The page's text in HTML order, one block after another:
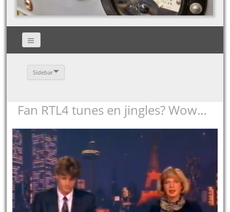
Sidebar
Fan RTL4 tunes en jingles? Wow…